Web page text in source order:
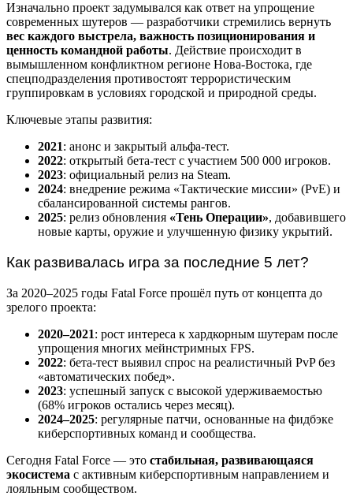
Изначально проект задумывался как ответ на упрощение
современных шутеров — разработчики стремились вернуть
вес каждого выстрела, важность позиционирования и
ценность командной работы. Действие происходит в
вымышленном конфликтном регионе Нова-Востока, где
спецподразделения противостоят террористическим
группировкам в условиях городской и природной среды.
Ключевые этапы развития:
2021: анонс и закрытый альфа-тест.
2022: открытый бета-тест с участием 500 000 игроков.
2023: официальный релиз на Steam.
2024: внедрение режима «Тактические миссии» (PvE) и
сбалансированной системы рангов.
2025: релиз обновления «Тень Операции», добавившего
новые карты, оружие и улучшенную физику укрытий.
Как развивалась игра за последние 5 лет?
За 2020–2025 годы Fatal Force прошёл путь от концепта до
зрелого проекта:
2020–2021: рост интереса к хардкорным шутерам после
упрощения многих мейнстримных FPS.
2022: бета-тест выявил спрос на реалистичный PvP без
«автоматических побед».
2023: успешный запуск с высокой удерживаемостью
(68% игроков остались через месяц).
2024–2025: регулярные патчи, основанные на фидбэке
киберспортивных команд и сообщества.
Сегодня Fatal Force — это стабильная, развивающаяся
экосистема с активным киберспортивным направлением и
лояльным сообществом.